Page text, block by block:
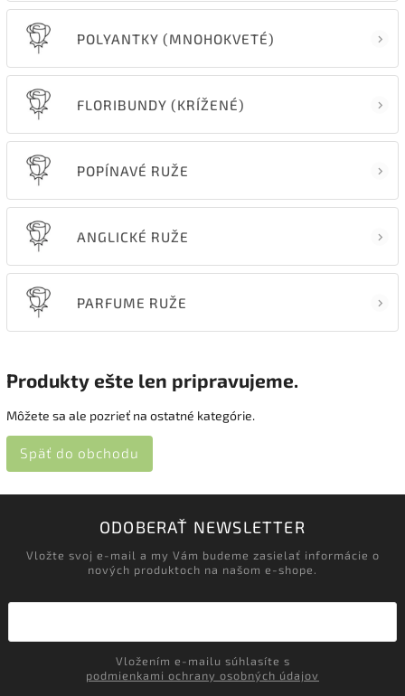
POLYANTKY (MNOHOKVETÉ)
FLORIBUNDY (KRÍŽENÉ)
POPÍNAVÉ RUŽE
ANGLICKÉ RUŽE
PARFUME RUŽE
Produkty ešte len pripravujeme.
Môžete sa ale pozrieť na ostatné kategórie.
Späť do obchodu
ODOBERAŤ NEWSLETTER
Vložte svoj e-mail a my Vám budeme zasielať informácie o
nových produktoch na našom e-shope.
podmienkami ochrany osobných údajov